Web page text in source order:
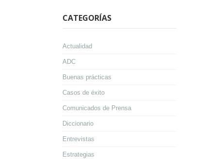
CATEGORÍAS
Actualidad
ADC
Buenas prácticas
Casos de éxito
Comunicados de Prensa
Diccionario
Entrevistas
Estrategias